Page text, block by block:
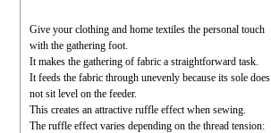
Give your clothing and home textiles the personal touch
with the gathering foot.
It makes the gathering of fabric a straightforward task.
It feeds the fabric through unevenly because its sole does
not sit level on the feeder.
This creates an attractive ruffle effect when sewing.
The ruffle effect varies depending on the thread tension: